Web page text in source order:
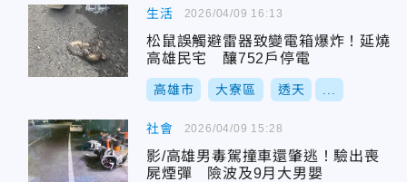
生活
松鼠誤觸避雷器致變電箱爆炸！延燒
高雄民宅 釀752戶停電
高雄市 大寮區 透天
2026/04/09 16:13
社會
影/高雄男毒駕撞車還肇逃！驗出喪
屍煙彈 險波及9月大男嬰
2026/04/09 15:28